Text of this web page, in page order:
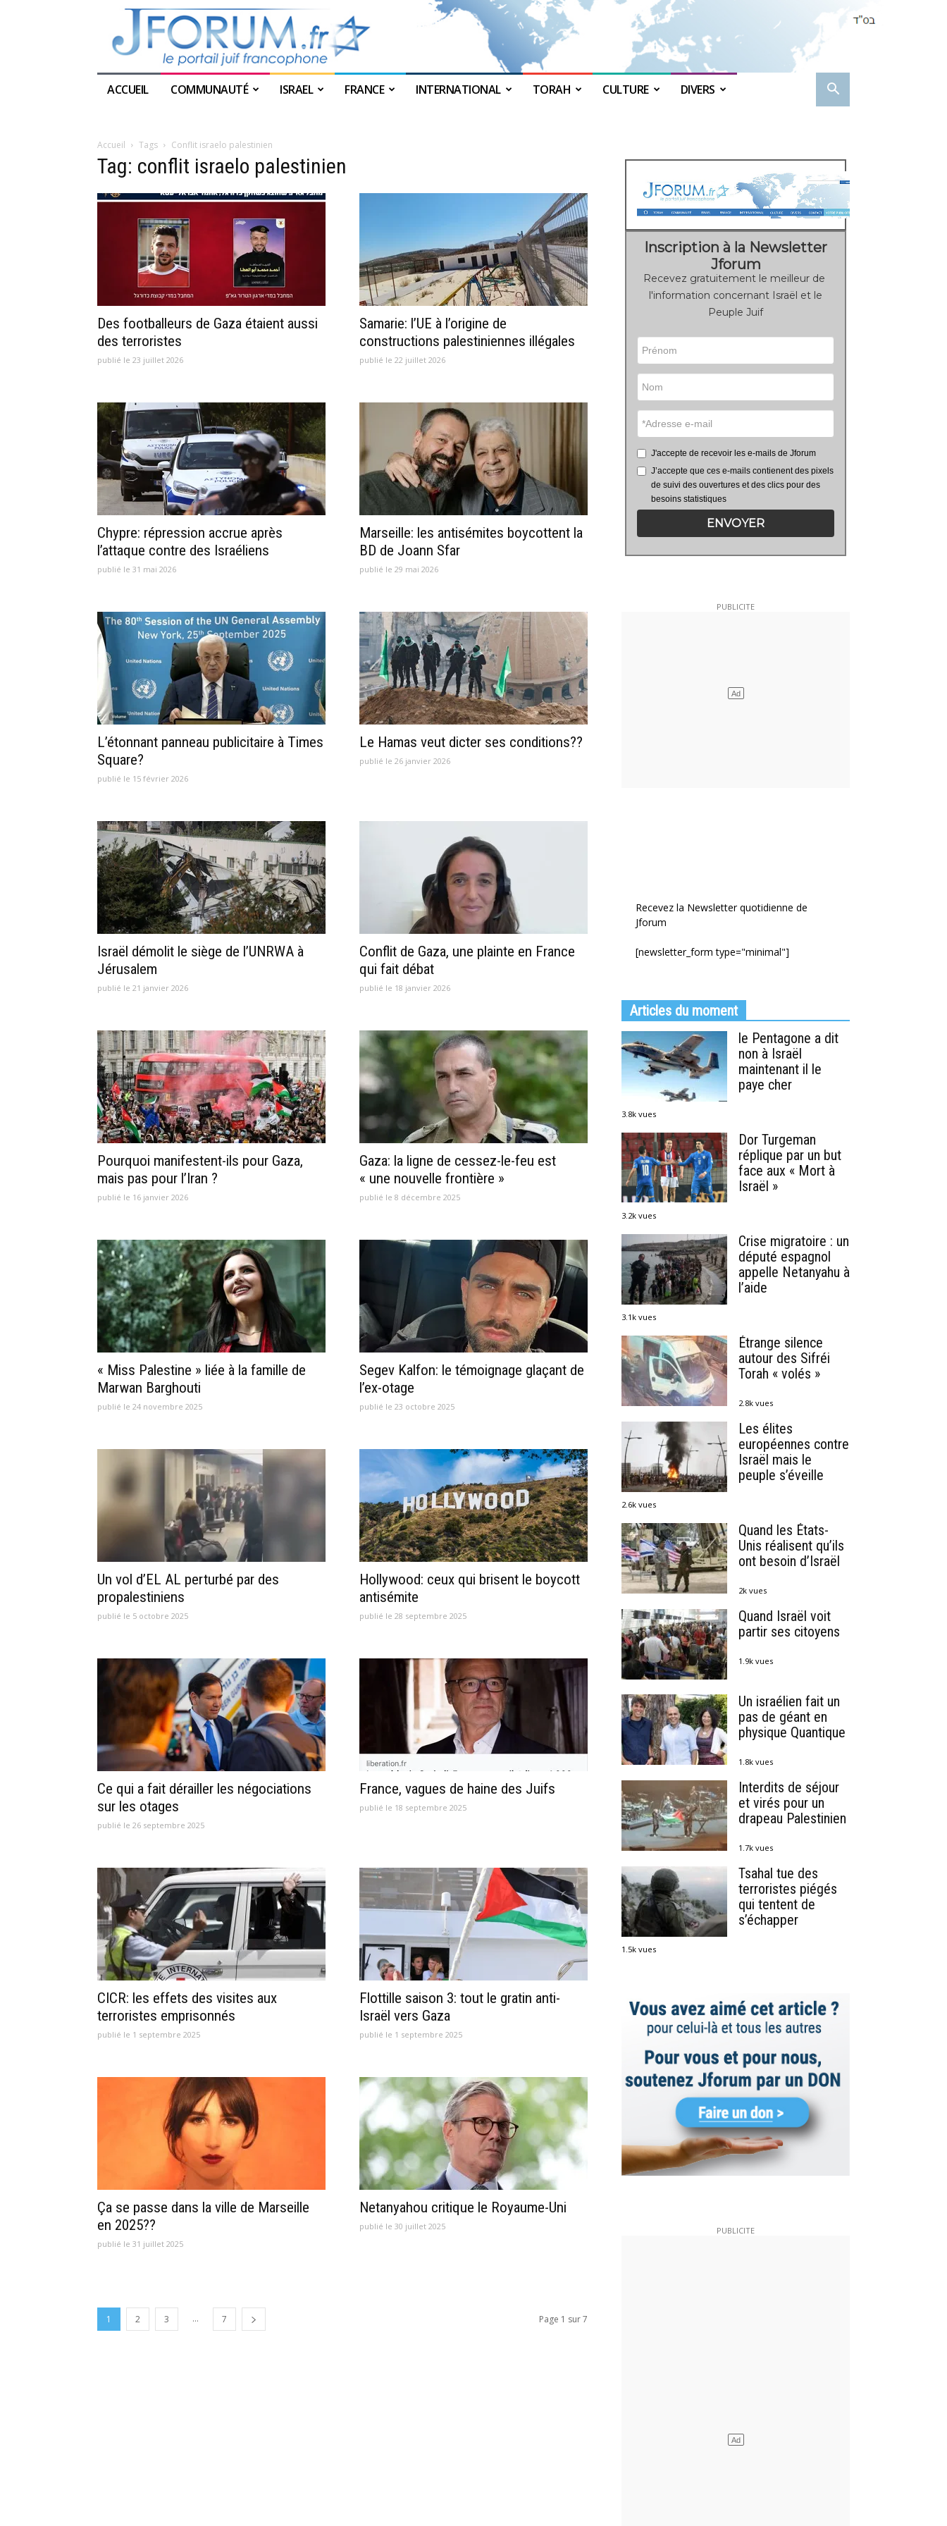
ACCUEIL COMMUNAUTÉ ISRAEL FRANCE INTERNATIONAL TORAH CULTURE DIVERS
Accueil Tags Conflit israelo palestinien
Tag: conflit israelo palestinien
Des footballeurs de Gaza étaient aussi
des terroristes
publié le 23 juillet 2026
Samarie: l’UE à l’origine de
constructions palestiniennes illégales
publié le 22 juillet 2026
Chypre: répression accrue après
l’attaque contre des Israéliens
publié le 31 mai 2026
Marseille: les antisémites boycottent la
BD de Joann Sfar
publié le 29 mai 2026
L’étonnant panneau publicitaire à Times
Square?
publié le 15 février 2026
Le Hamas veut dicter ses conditions??
publié le 26 janvier 2026
Israël démolit le siège de l’UNRWA à
Jérusalem
publié le 21 janvier 2026
Conflit de Gaza, une plainte en France
qui fait débat
publié le 18 janvier 2026
Pourquoi manifestent-ils pour Gaza,
mais pas pour l’Iran ?
publié le 16 janvier 2026
Gaza: la ligne de cessez-le-feu est
« une nouvelle frontière »
publié le 8 décembre 2025
« Miss Palestine » liée à la famille de
Marwan Barghouti
publié le 24 novembre 2025
Segev Kalfon: le témoignage glaçant de
l’ex-otage
publié le 23 octobre 2025
Un vol d’EL AL perturbé par des
propalestiniens
publié le 5 octobre 2025
Hollywood: ceux qui brisent le boycott
antisémite
publié le 28 septembre 2025
Ce qui a fait dérailler les négociations
sur les otages
publié le 26 septembre 2025
France, vagues de haine des Juifs
publié le 18 septembre 2025
CICR: les effets des visites aux
terroristes emprisonnés
publié le 1 septembre 2025
Flottille saison 3: tout le gratin anti-
Israël vers Gaza
publié le 1 septembre 2025
Ça se passe dans la ville de Marseille
en 2025??
publié le 31 juillet 2025
Netanyahou critique le Royaume-Uni
publié le 30 juillet 2025
1 2 3 ... 7 Page 1 sur 7
Inscription à la Newsletter
Jforum
Recevez gratuitement le meilleur de
l'information concernant Israël et le
Peuple Juif
J'accepte de recevoir les e-mails de Jforum
J’accepte que ces e-mails contienent des pixels
de suivi des ouvertures et des clics pour des
besoins statistiques
ENVOYER
Recevez la Newsletter quotidienne de
Jforum
[newsletter_form type="minimal"]
Articles du moment
le Pentagone a dit
non à Israël
maintenant il le
paye cher
3.8k vues
Dor Turgeman
réplique par un but
face aux « Mort à
Israël »
3.2k vues
Crise migratoire : un
député espagnol
appelle Netanyahu à
l’aide
3.1k vues
Étrange silence
autour des Sifréi
Torah « volés »
2.8k vues
Les élites
européennes contre
Israël mais le
peuple s’éveille
2.6k vues
Quand les États-
Unis réalisent qu’ils
ont besoin d’Israël
2k vues
Quand Israël voit
partir ses citoyens
1.9k vues
Un israélien fait un
pas de géant en
physique Quantique
1.8k vues
Interdits de séjour
et virés pour un
drapeau Palestinien
1.7k vues
Tsahal tue des
terroristes piégés
qui tentent de
s’échapper
1.5k vues